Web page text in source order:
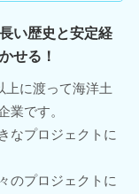
い歴史と安定経
せる！
上に渡って海洋土
業です。
なプロジェクトに
のプロジェクトに